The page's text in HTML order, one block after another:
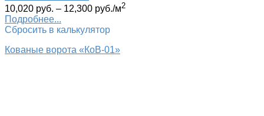
10,020 руб. – 12,300 руб./м2
Подробнее...
Сбросить в калькулятор
Кованые ворота «КоВ-01»